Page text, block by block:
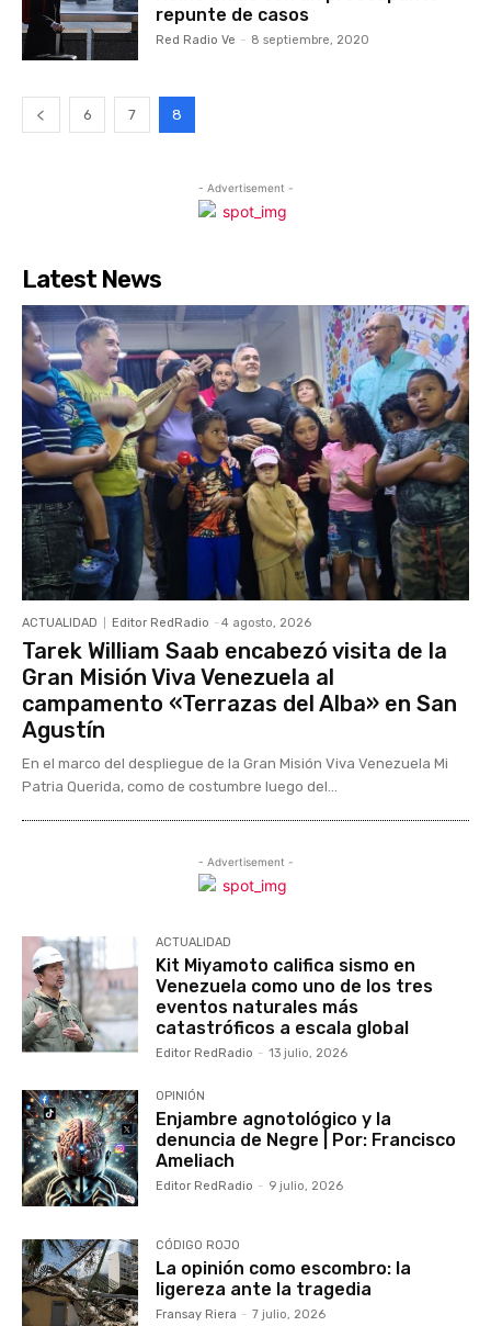
repunte de casos
Red Radio Ve - 8 septiembre, 2020
6 7 8
- Advertisement -
Latest News
ACTUALIDAD Editor RedRadio - 4 agosto, 2026
Tarek William Saab encabezó visita de la
Gran Misión Viva Venezuela al
campamento «Terrazas del Alba» en San
Agustín
En el marco del despliegue de la Gran Misión Viva Venezuela Mi
Patria Querida, como de costumbre luego del...
- Advertisement -
ACTUALIDAD
Kit Miyamoto califica sismo en
Venezuela como uno de los tres
eventos naturales más
catastróficos a escala global
Editor RedRadio - 13 julio, 2026
OPINIÓN
Enjambre agnotológico y la
denuncia de Negre | Por: Francisco
Ameliach
Editor RedRadio - 9 julio, 2026
CÓDIGO ROJO
La opinión como escombro: la
ligereza ante la tragedia
Fransay Riera - 7 julio, 2026